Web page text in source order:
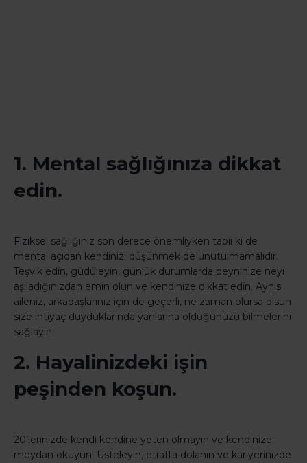
1. Mental sağlığınıza dikkat
edin.
Fiziksel sağlığınız son derece önemliyken tabii ki de
mental açıdan kendinizi düşünmek de unutulmamalıdır.
Teşvik edin, güdüleyin, günlük durumlarda beyninize neyi
aşıladığınızdan emin olun ve kendinize dikkat edin. Aynısı
aileniz, arkadaşlarınız için de geçerli, ne zaman olursa olsun
size ihtiyaç duyduklarında yanlarına olduğunuzu bilmelerini
sağlayın.
2. Hayalinizdeki işin
peşinden koşun.
20’lerinizde kendi kendine yeten olmayın ve kendinize
meydan okuyun! Üsteleyin, etrafta dolanın ve kariyerinizde